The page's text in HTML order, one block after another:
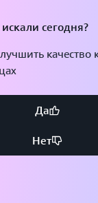
сегодня?
качество
Да
Нет